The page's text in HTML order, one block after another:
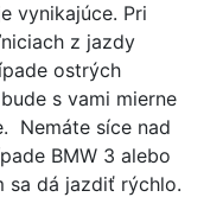
vynikajúce. Pri
z jazdy
ostrých
s vami mierne
Nemáte síce nad
BMW 3 alebo
sa dá jazdiť rýchlo.